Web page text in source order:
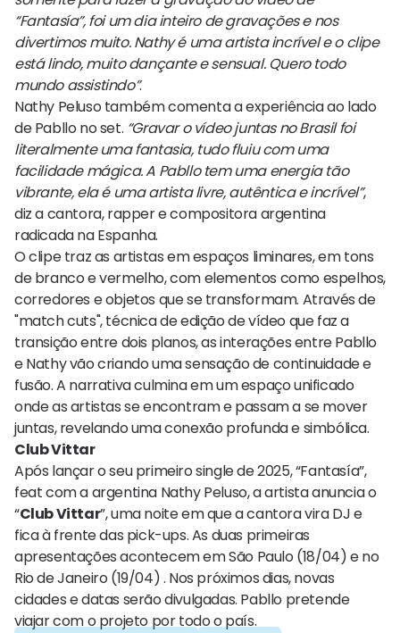
“Fantasía”, foi um dia inteiro de gravações e nos
divertimos muito. Nathy é uma artista incrível e o clipe
está lindo, muito dançante e sensual. Quero todo
mundo assistindo”.
Nathy Peluso também comenta a experiência ao lado
de Pabllo no set. “Gravar o vídeo juntas no Brasil foi
literalmente uma fantasia, tudo fluiu com uma
facilidade mágica. A Pabllo tem uma energia tão
vibrante, ela é uma artista livre, autêntica e incrível”,
diz a cantora, rapper e compositora argentina
radicada na Espanha.
O clipe traz as artistas em espaços liminares, em tons
de branco e vermelho, com elementos como espelhos,
corredores e objetos que se transformam. Através de
"match cuts", técnica de edição de vídeo que faz a
transição entre dois planos, as interações entre Pabllo
e Nathy vão criando uma sensação de continuidade e
fusão. A narrativa culmina em um espaço unificado
onde as artistas se encontram e passam a se mover
juntas, revelando uma conexão profunda e simbólica.
Club Vittar
Após lançar o seu primeiro single de 2025, “Fantasía”,
feat com a argentina Nathy Peluso, a artista anuncia o
“Club Vittar”, uma noite em que a cantora vira DJ e
fica à frente das pick-ups. As duas primeiras
apresentações acontecem em São Paulo (18/04) e no
Rio de Janeiro (19/04) . Nos próximos dias, novas
cidades e datas serão divulgadas. Pabllo pretende
viajar com o projeto por todo o país.